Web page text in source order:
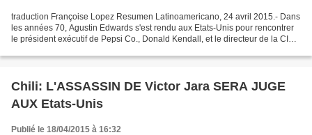
traduction Françoise Lopez Resumen Latinoamericano, 24 avril 2015.- Dans
les années 70, Agustin Edwards s'est rendu aux Etats-Unis pour rencontrer
le président exécutif de Pepsi Co., Donald Kendall, et le directeur de la CIA
Chili: L'ASSASSIN DE Victor Jara SERA JUGE
AUX Etats-Unis
Publié le 18/04/2015 à 16:32